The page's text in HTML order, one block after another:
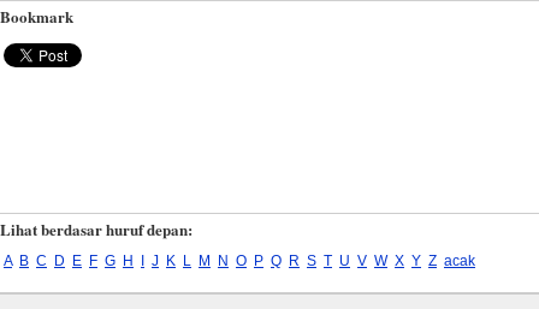
Bookmark
Lihat berdasar huruf depan:
A B C D E F G H I J K L M N O P Q R S T U V W X Y Z acak